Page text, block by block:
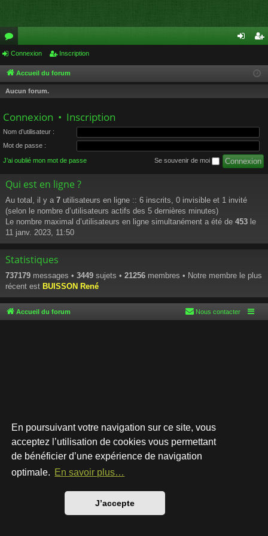
En poursuivant votre navigation sur ce site, vous
acceptez l’utilisation de cookies vous permettant
de bénéficier d’une expérience de navigation
optimale. En savoir plus…
J’accepte
or
u
m
cri
Connexion Inscription
Accueil du forum
Aucun forum.
Connexion • Inscription
Nom d’utilisateur :
Mot de passe :
J’ai oublié mon mot de passe Se souvenir de moi
Qui est en ligne ?
Au total, il y a 7 utilisateurs en ligne :: 6 inscrits, 0 invisible et 1 invité
(selon le nombre d’utilisateurs actifs des 5 dernières minutes)
Le nombre maximal d’utilisateurs en ligne simultanément a été de 453 le
11 janv. 2023, 11:50
Statistiques
737179 messages • 3449 sujets • 21256 membres • Notre membre le plus
récent est BUISSON René
Accueil du forum Nous contacter
Développé parphpBB® Forum Software © phpBB Limited
Style par
Traduction française officielle